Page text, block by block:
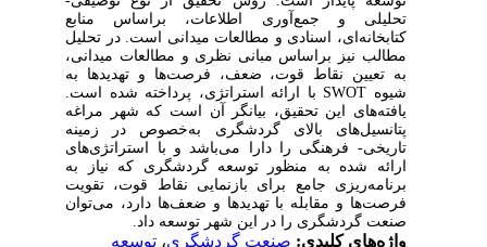
تحلیلی و جمع‌آوری اطلاعات، براساس منابع
کتابخانه‌ای، اسنادی و مطالعات میدانی است. در تحلیل
مطالب نیز براساس مبانی نظری و مطالعات میدانی،
به تعیین نقاط قوت، ضعف، فرصت‌ها و تهدید‌ها به
شیوهSWOT با ارائه استراتژی، پرداخته شده است.
یافته‌های این تحقیق، بیانگر آن است که شهر مراغه
پتانسیل‌های بالای گردشگری به‌خصوص در زمینه
تاریخی- فرهنگی را دارا می‌باشد و با استراتژی‌های
ارائه شده به منظور توسعه گردشگری که نیاز به
برنامه‌ریزی جامع برای بازنمایی نقاط قوت، تقویت
فرصت‌ها و مقابله با تهدیدها و ضعف‌ها دارد، می‌توان
صنعت گردشگری را در این شهر توسعه داد.
واژه‌های کلیدی:صنعت گردشگری،توسعه